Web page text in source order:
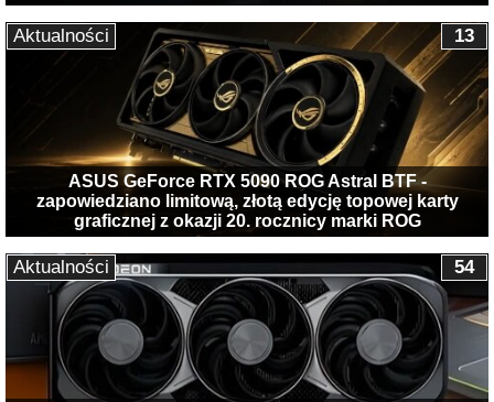
ASUS GeForce RTX 5090 ROG Astral BTF -
zapowiedziano limitową, złotą edycję topowej karty
graficznej z okazji 20. rocznicy marki ROG
13
Aktualności
54
Aktualności